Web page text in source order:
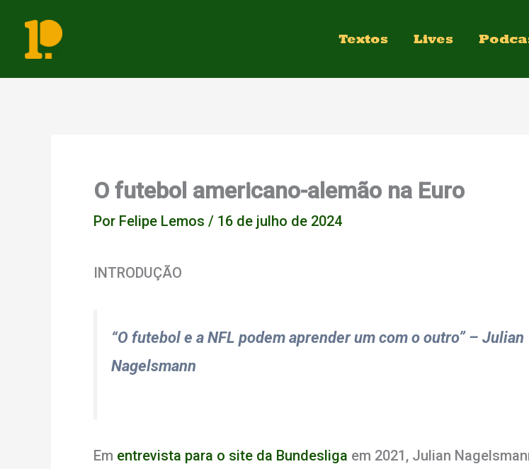
Textos Lives
O futebol americano-alemão na Euro
Por Felipe Lemos / 16 de julho de 2024
INTRODUÇÃO
“O futebol e a NFL podem aprender um com o outro” – Julian
Nagelsmann
Em entrevista para o site da Bundesliga em 2021, Julian